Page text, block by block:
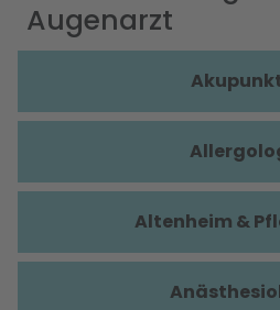
Augenarzt
Altenheim &